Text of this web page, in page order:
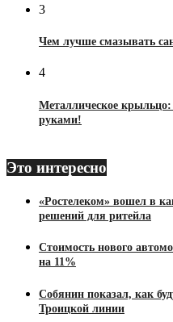
3
Чем лучше смазывать
4
Металлическое
руками!
Это интересно
«Ростелеком» вошел в
решений для ритейла
Стоимость нового
на 11%
Собянин показал, как
Троицкой линии